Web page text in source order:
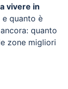
vivere in
quanto è
quanto
zone migliori